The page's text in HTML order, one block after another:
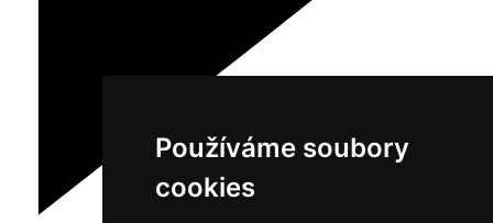
Používáme soubory
cookies